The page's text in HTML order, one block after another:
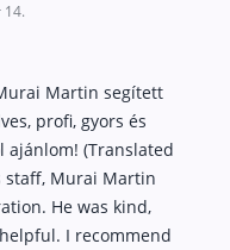
Martin segített
profi, gyors és
ajánlom! (Translated
staff, Murai Martin
He was kind,
I recommend
Privacy policy